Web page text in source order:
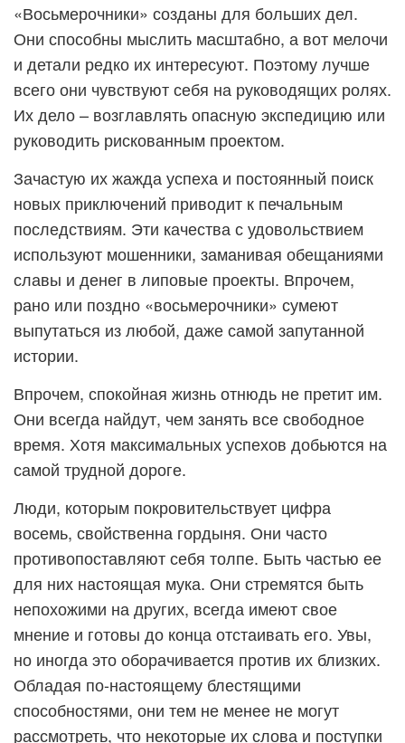
«Восьмерочники» созданы для больших дел.
Они способны мыслить масштабно, а вот мелочи
и детали редко их интересуют. Поэтому лучше
всего они чувствуют себя на руководящих ролях.
Их дело – возглавлять опасную экспедицию или
руководить рискованным проектом.
Зачастую их жажда успеха и постоянный поиск
новых приключений приводит к печальным
последствиям. Эти качества с удовольствием
используют мошенники, заманивая обещаниями
славы и денег в липовые проекты. Впрочем,
рано или поздно «восьмерочники» сумеют
выпутаться из любой, даже самой запутанной
истории.
Впрочем, спокойная жизнь отнюдь не претит им.
Они всегда найдут, чем занять все свободное
время. Хотя максимальных успехов добьются на
самой трудной дороге.
Люди, которым покровительствует цифра
восемь, свойственна гордыня. Они часто
противопоставляют себя толпе. Быть частью ее
для них настоящая мука. Они стремятся быть
непохожими на других, всегда имеют свое
мнение и готовы до конца отстаивать его. Увы,
но иногда это оборачивается против их близких.
Обладая по-настоящему блестящими
способностями, они тем не менее не могут
рассмотреть, что некоторые их слова и поступки